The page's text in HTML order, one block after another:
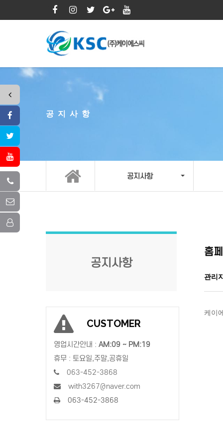
공지사항
공지사항
공지사항
CUSTOMER
영업시간안내 : AM:09 ~ PM:19
휴무 : 토요일,주말,공휴일
063-452-3868
with3267@naver.com
063-452-3868
홈
관리
케이